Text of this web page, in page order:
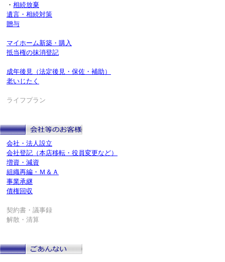
・ 相続放棄
遺言・相続対策
贈与
マイホーム新築・購入
抵当権の抹消登記
成年後見（法定後見・保佐・補助）
老いじたく
ライフプラン
会社・法人設立
会社登記（本店移転・役員変更など）
増資・減資
組織再編・Ｍ＆Ａ
事業承継
債権回収
契約書・議事録
解散・清算